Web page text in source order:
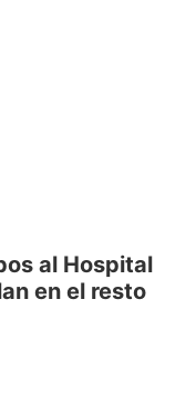
al Hospital
en el resto